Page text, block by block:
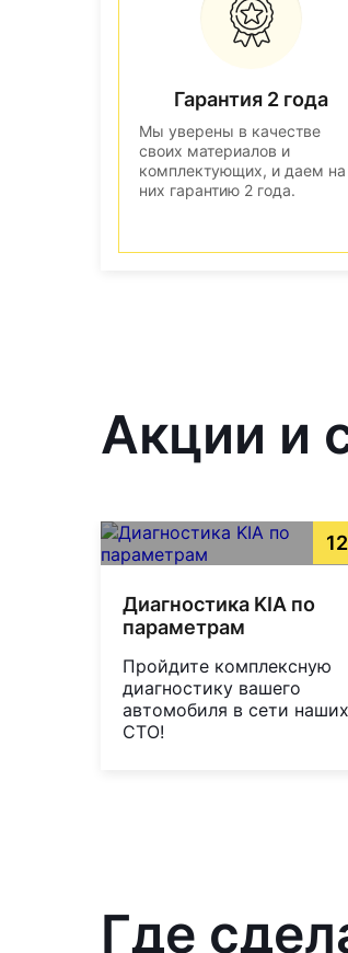
Гарантия 2 года
Мы уверены в качестве
своих материалов и
комплектующих, и даем на
них гарантию 2 года.
Акции и
Диагностика KIA по
параметрам
Пройдите комплексную
диагностику вашего
автомобиля в сети наших
СТО!
Где